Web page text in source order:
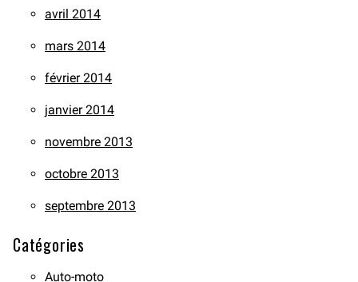
avril 2014
mars 2014
février 2014
janvier 2014
novembre 2013
octobre 2013
septembre 2013
Catégories
Auto-moto